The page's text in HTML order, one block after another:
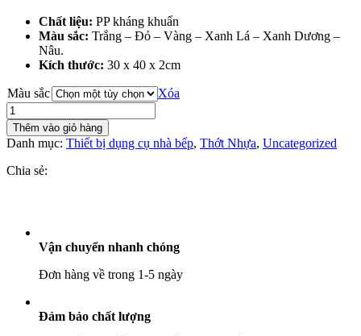
Chất liệu: PP kháng khuẩn
Màu sắc: Trắng – Đỏ – Vàng – Xanh Lá – Xanh Dương –
Nâu.
Kích thước: 30 x 40 x 2cm
Màu sắc
Xóa
Thớt
Nhựa
PP
Chữ
Nhật
Thêm vào giỏ hàng
Danh mục: Thiết bị dụng cụ nhà bếp, Thớt Nhựa, Uncategorized
Chia sẻ:
Vận chuyển nhanh chóng
Đơn hàng về trong 1-5 ngày
Đảm bảo chất lượng